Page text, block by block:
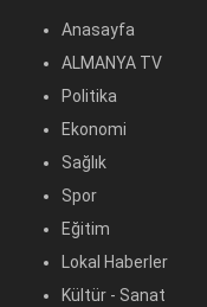
Anasayfa
ALMANYA TV
Politika
Ekonomi
Sağlık
Spor
Eğitim
Lokal Haberler
Kültür - Sanat